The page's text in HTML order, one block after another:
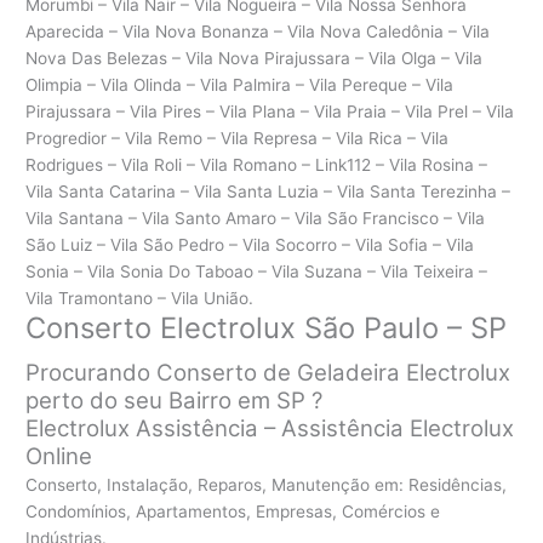
Conserto Electrolux São Paulo – SP
Procurando Conserto de Geladeira Electrolux
perto do seu Bairro em SP ?
Electrolux Assistência – Assistência Electrolux
Online
Conserto, Instalação, Reparos, Manutenção em: Residências,
Condomínios, Apartamentos, Empresas, Comércios e
Indústrias.